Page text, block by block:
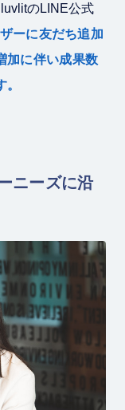
のLINE公式
ーに友だち追加
加に伴い成果数
ニーズに沿